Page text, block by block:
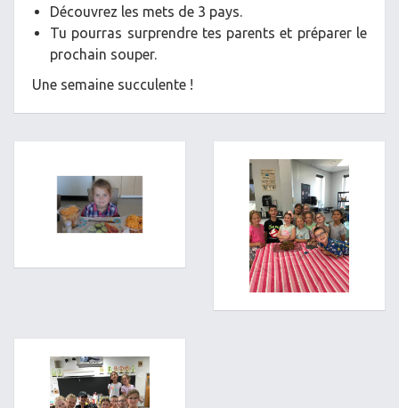
Découvrez les mets de 3 pays.
Tu pourras surprendre tes parents et préparer le
prochain souper.
Une semaine succulente !